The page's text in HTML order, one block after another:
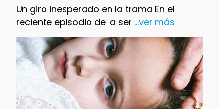
Un giro inesperado en la trama En el
reciente episodio de la ser ...ver más